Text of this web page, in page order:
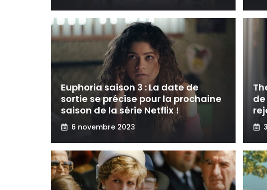
Euphoria saison 3 : La date de
sortie se précise pour la prochaine
saison de la série Netflix !
6 novembre 2023